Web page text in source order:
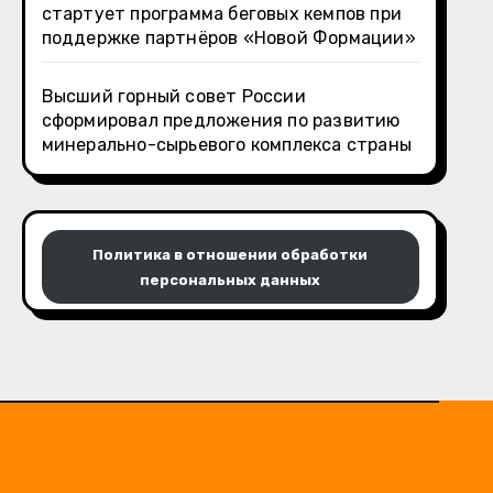
стартует программа беговых кемпов при
поддержке партнёров «Новой Формации»
Высший горный совет России
сформировал предложения по развитию
минерально-сырьевого комплекса страны
Политика в отношении обработки
персональных данных